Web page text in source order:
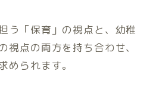
う「保育」の視点と、幼稚
視点の両方を持ち合わせ、
められます。